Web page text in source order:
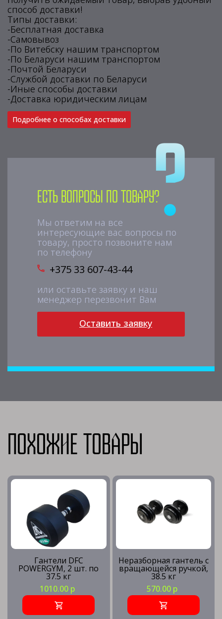
способ доставки!
Типы доставки:
-Бесплатная доставка
-Самовывоз
-По Витебску нашим транспортом
-По Беларуси нашим транспортом
-Почтой Беларуси
-Службой доставки по Беларуси
-Иные способы доставки
-Доставка юридическим лицам
Подробнее о способах доставки
Есть вопросы по товару?
Мы ответим на все
интересующие вас вопросы по
товару, просто позвоните нам
по телефону
+375 33 607-43-44
или оставьте заявку и наш
менеджер перезвонит Вам
Оставить заявку
Похожие товары
Гантели DFC
POWERGYM, 2 шт. по
37.5 кг
1010.00 р
Неразборная гантель c
вращающейся ручкой,
38.5 кг
570.00 р